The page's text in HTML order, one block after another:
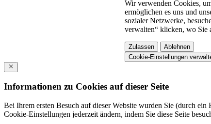
Wir verwenden Cookies,
ermöglichen es uns und
sozialer Netzwerke,
verwalten“ klicken, wo Sie
Zulassen
Ablehnen
Cookie-Einstellungen
Informationen zu Cookies auf dieser Seite
Bei Ihrem ersten Besuch auf dieser Website wurden Sie (durch
Cookie-Einstellungen jederzeit ändern, indem Sie diese Seite